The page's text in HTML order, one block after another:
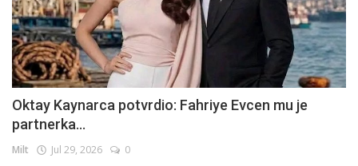
Oktay Kaynarca potvrdio: Fahriye Evcen mu je
partnerka...
Milt Jul 29, 2026 0